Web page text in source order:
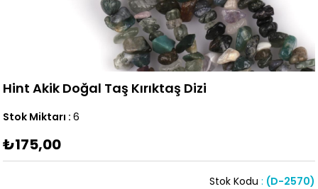
Hint Akik Doğal Taş Kırıktaş Dizi
Stok Miktarı : 6
₺175,00
(D-2570)
Stok Kodu